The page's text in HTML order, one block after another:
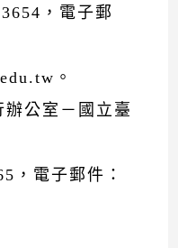
，電子郵
。
公室－國立臺
，電子郵件：